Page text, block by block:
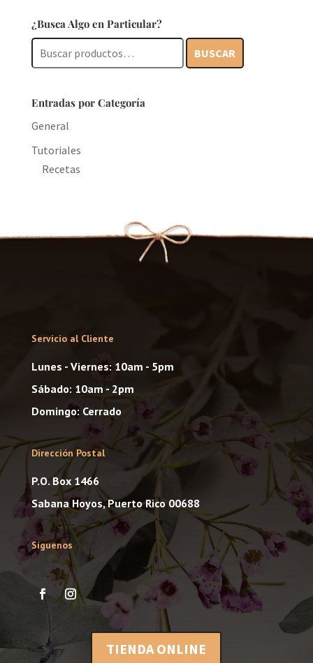
¿Busca Algo en Particular?
Buscar
por:
BUSCAR
Entradas por Categoría
General
Tutoriales
Recetas
Servicio al Cliente
Lunes - Viernes: 10am - 5pm
Sábado: 10am - 2pm
Domingo: Cerrado
Dirección Postal
P.O. Box 1466
Sabana Hoyos, Puerto Rico 00688
Síguenos
TIENDA ONLINE